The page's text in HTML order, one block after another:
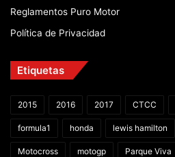
Reglamentos Puro Motor
Política de Privacidad
Etiquetas
2015 2016 2017 CTCC
formula1 honda lewis hamilton
Motocross motogp Parque Viva